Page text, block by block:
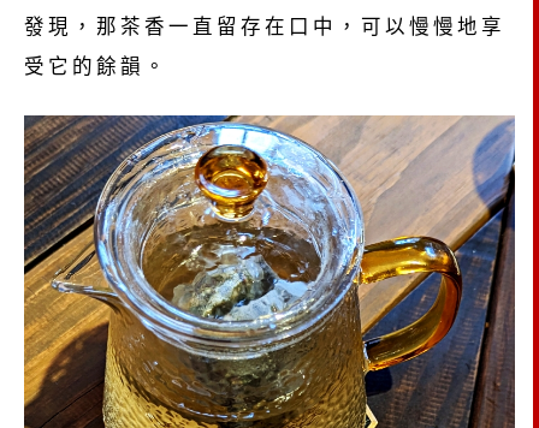
發現，那茶香一直留存在口中，可以慢慢地享
受它的餘韻。